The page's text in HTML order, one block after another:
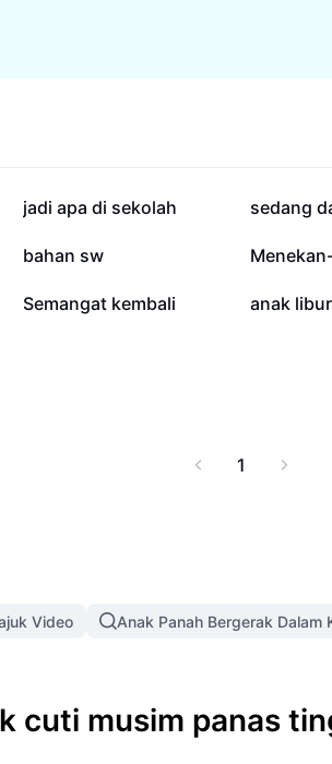
demi langkah
ibu bapa.
cuti sekolah.
34.1K
jadi apa di sekolah 30.3K
sedang
5.9K
bahan sw 5.2K
1.2K
Semangat kembali 1.2K
anak
1
Video Anak Panah Bergerak Dalam
cuti musim panas